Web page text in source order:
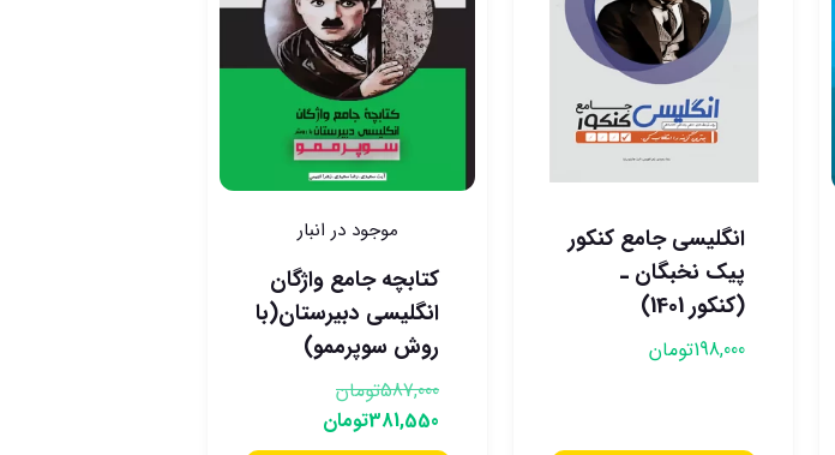
انگلیسی جامع کنکور
پیک نخبگان ـ
(کنکور 1401)
198,000تومان
موجود در انبار
کتابچه جامع واژگان
انگلیسی دبیرستان(با
روش سوپرممو)
587,000تومان
381,550تومان